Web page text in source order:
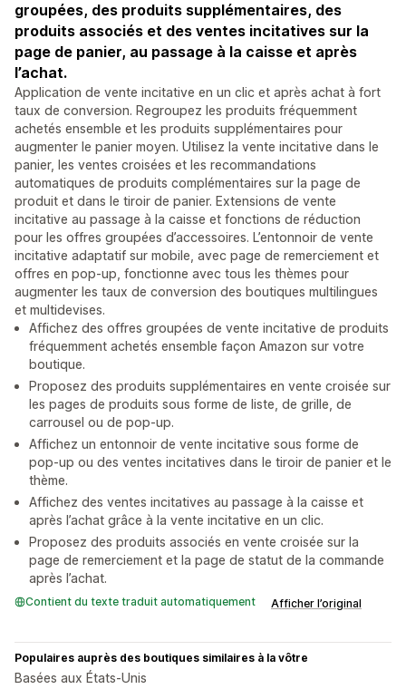
groupées, des produits supplémentaires, des
produits associés et des ventes incitatives sur la
page de panier, au passage à la caisse et après
l’achat.
Application de vente incitative en un clic et après achat à fort
taux de conversion. Regroupez les produits fréquemment
achetés ensemble et les produits supplémentaires pour
augmenter le panier moyen. Utilisez la vente incitative dans le
panier, les ventes croisées et les recommandations
automatiques de produits complémentaires sur la page de
produit et dans le tiroir de panier. Extensions de vente
incitative au passage à la caisse et fonctions de réduction
pour les offres groupées d’accessoires. L’entonnoir de vente
incitative adaptatif sur mobile, avec page de remerciement et
offres en pop-up, fonctionne avec tous les thèmes pour
augmenter les taux de conversion des boutiques multilingues
et multidevises.
Affichez des offres groupées de vente incitative de produits
fréquemment achetés ensemble façon Amazon sur votre
boutique.
Proposez des produits supplémentaires en vente croisée sur
les pages de produits sous forme de liste, de grille, de
carrousel ou de pop-up.
Affichez un entonnoir de vente incitative sous forme de
pop-up ou des ventes incitatives dans le tiroir de panier et le
thème.
Affichez des ventes incitatives au passage à la caisse et
après l’achat grâce à la vente incitative en un clic.
Proposez des produits associés en vente croisée sur la
page de remerciement et la page de statut de la commande
après l’achat.
Contient du texte traduit automatiquement Afficher l’original
Populaires auprès des boutiques similaires à la vôtre
Basées aux États-Unis